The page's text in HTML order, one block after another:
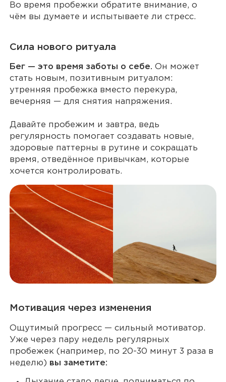
Во время пробежки обратите внимание, о
чём вы думаете и испытываете ли стресс.
Сила нового ритуала
Бег — это время заботы о себе. Он может
стать новым, позитивным ритуалом:
утренняя пробежка вместо перекура,
вечерняя — для снятия напряжения.
Давайте пробежим и завтра, ведь
регулярность помогает создавать новые,
здоровые паттерны в рутине и сокращать
время, отведённое привычкам, которые
хочется контролировать.
Мотивация через изменения
Ощутимый прогресс — сильный мотиватор.
Уже через пару недель регулярных
пробежек (например, по 20-30 минут 3 раза в
неделю) вы заметите: